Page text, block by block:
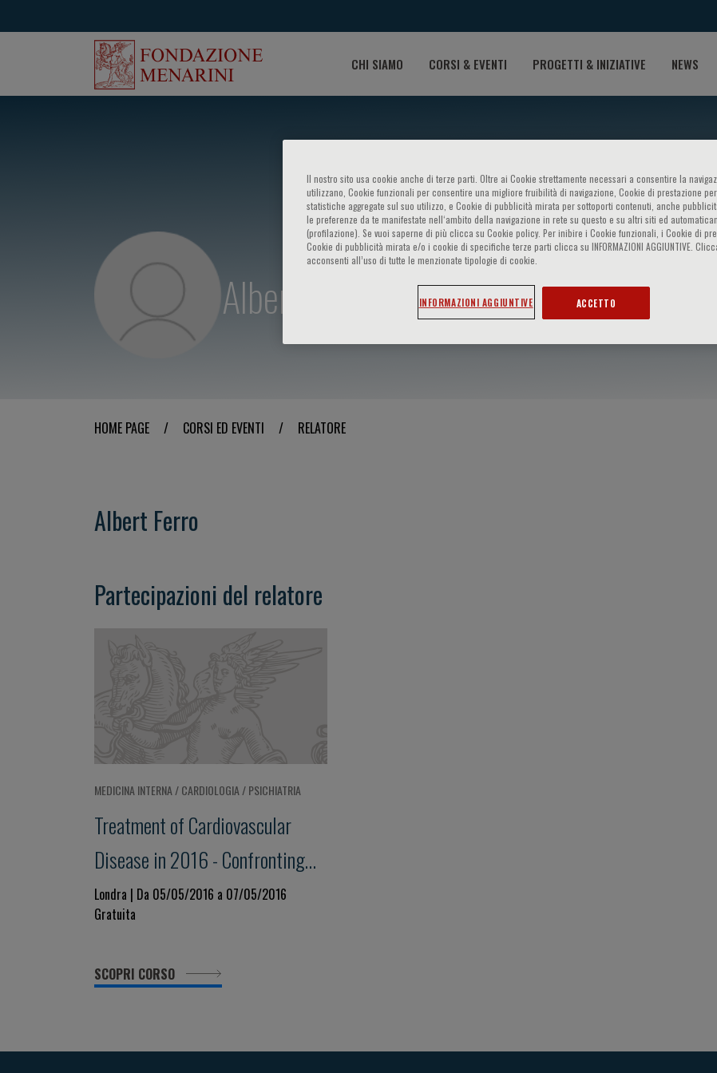
CHI SIAMO CORSI & EVENTI PROGETTI & INIZIATIVE NEWS
Albert Ferro
HOME PAGE / CORSI ED EVENTI / RELATORE
Albert Ferro
Partecipazioni del relatore
MEDICINA INTERNA / CARDIOLOGIA / PSICHIATRIA
Treatment of Cardiovascular
Disease in 2016 - Confronting
Real Life Challenges A practical,
interactive workshop
Londra | Da 05/05/2016 a 07/05/2016
Gratuita
SCOPRI CORSO
Il nostro sito usa cookie anche di terze parti. Oltre ai Cookie strettamente necessari a consentire la
utilizzano, Cookie funzionali per consentire una migliore fruibilità di navigazione, Cookie di prestazione
statistiche aggregate sul suo utilizzo, e Cookie di pubblicità mirata per sottoporti contenuti, anche
le preferenze da te manifestate nell‘ambito della navigazione in rete su questo e su altri siti ed
(profilazione). Se vuoi saperne di più clicca su Cookie policy. Per inibire i Cookie funzionali, i Cookie di
Cookie di pubblicità mirata e/o i cookie di specifiche terze parti clicca su INFORMAZIONI AGGIUNTIVE.
acconsenti all’uso di tutte le menzionate tipologie di cookie.
INFORMAZIONI AGGIUNTIVE ACCETTO